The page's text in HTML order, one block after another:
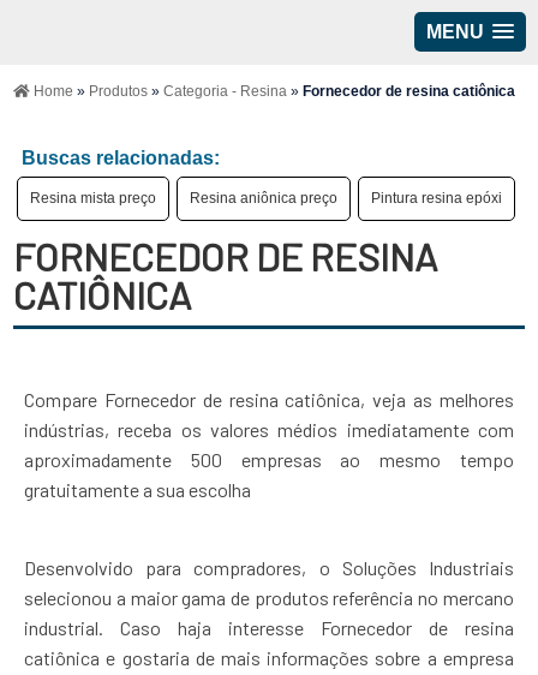
MENU
Home » Produtos»Categoria - Resina» Fornecedor de resina catiônica
Buscas relacionadas:
Resina mista preço Resina aniônica preço Pintura resina epóxi
FORNECEDOR DE RESINA
CATIÔNICA
Compare Fornecedor de resina catiônica, veja as melhores
indústrias, receba os valores médios imediatamente com
aproximadamente 500 empresas ao mesmo tempo
gratuitamente a sua escolha
Desenvolvido para compradores, o Soluções Industriais
selecionou a maior gama de produtos referência no mercano
industrial. Caso haja interesse Fornecedor de resina
catiônica e gostaria de mais informações sobre a empresa